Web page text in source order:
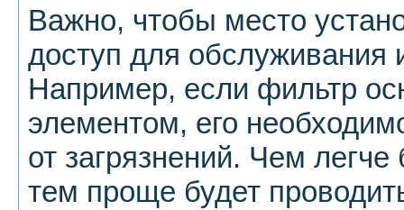
Важно, чтобы место
доступ для
Например, если фильтр
элементом, его
от загрязнений. Чем
тем проще будет